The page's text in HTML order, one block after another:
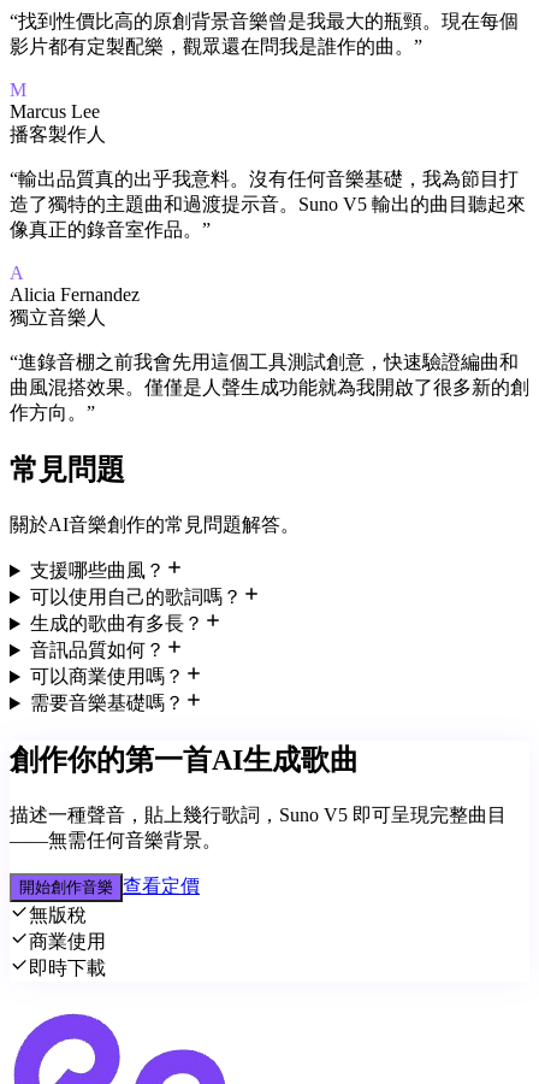
“找到性價比高的原創背景音樂曾是我最大的瓶頸。現在每個
影片都有定製配樂，觀眾還在問我是誰作的曲。 ”
M
Marcus Lee
播客製作人
“輸出品質真的出乎我意料。沒有任何音樂基礎，我為節目打
造了獨特的主題曲和過渡提示音。Suno V5 輸出的曲目聽起來
像真正的錄音室作品。 ”
A
Alicia Fernandez
獨立音樂人
“進錄音棚之前我會先用這個工具測試創意，快速驗證編曲和
曲風混搭效果。僅僅是人聲生成功能就為我開啟了很多新的創
作方向。 ”
常見問題
關於AI音樂創作的常見問題解答。
支援哪些曲風？
可以使用自己的歌詞嗎？
生成的歌曲有多長？
音訊品質如何？
可以商業使用嗎？
需要音樂基礎嗎？
創作你的第一首AI生成歌曲
描述一種聲音，貼上幾行歌詞，Suno V5 即可呈現完整曲目
——無需任何音樂背景。
開始創作音樂 查看定價
無版稅
商業使用
即時下載